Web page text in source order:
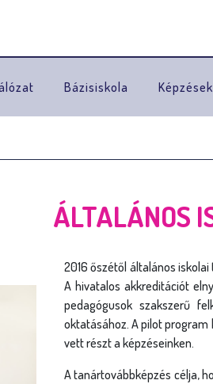
Bázisiskola Képzések
ÁLTALÁNOS
2016 őszétől általános
A hivatalos akkreditációt
pedagógusok szakszerű
oktatásához. A pilot
vett részt a képzéseinken.
A tanártovábbképzés célja,